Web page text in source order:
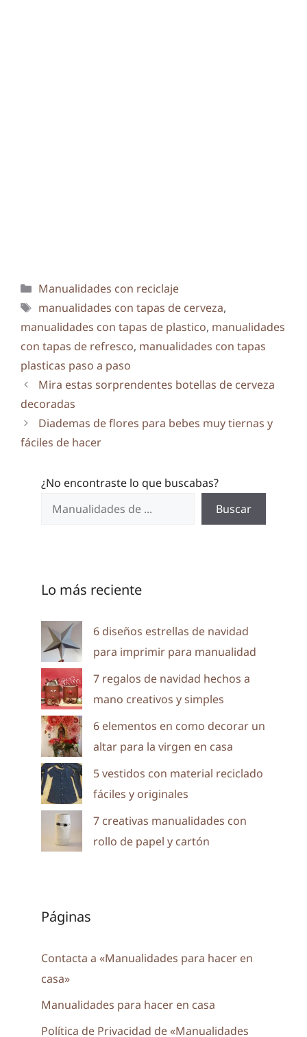
Categorías
Manualidades con reciclaje
Etiquetas
manualidades con tapas de cerveza,
manualidades con tapas de plastico, manualidades
con tapas de refresco, manualidades con tapas
plasticas paso a paso
Mira estas sorprendentes botellas de cerveza
decoradas
Diademas de flores para bebes muy tiernas y
fáciles de hacer
¿No encontraste lo que buscabas?
Buscar
Lo más reciente
6 diseños estrellas de navidad
para imprimir para manualidad
7 regalos de navidad hechos a
mano creativos y simples
6 elementos en como decorar un
altar para la virgen en casa
5 vestidos con material reciclado
fáciles y originales
7 creativas manualidades con
rollo de papel y cartón
Páginas
Contacta a «Manualidades para hacer en
casa»
Manualidades para hacer en casa
Política de Privacidad de «Manualidades